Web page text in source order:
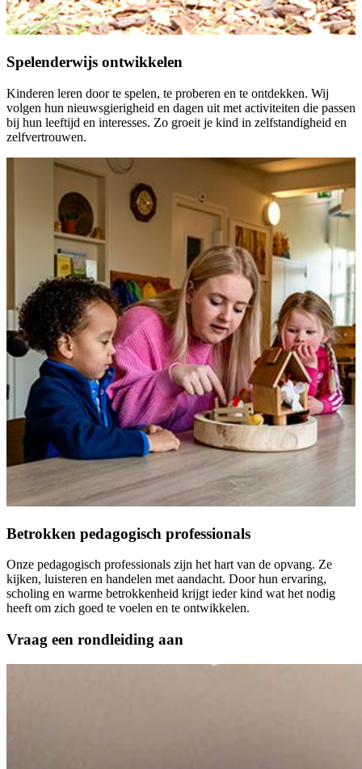
Spelenderwijs ontwikkelen
Kinderen leren door te spelen, te proberen en te ontdekken. Wij
volgen hun nieuwsgierigheid en dagen uit met activiteiten die passen
bij hun leeftijd en interesses. Zo groeit je kind in zelfstandigheid en
zelfvertrouwen.
Betrokken pedagogisch professionals
Onze pedagogisch professionals zijn het hart van de opvang. Ze
kijken, luisteren en handelen met aandacht. Door hun ervaring,
scholing en warme betrokkenheid krijgt ieder kind wat het nodig
heeft om zich goed te voelen en te ontwikkelen.
Vraag een rondleiding aan